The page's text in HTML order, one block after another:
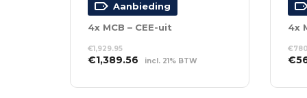
Aanbieding
4x MCB – CEE-uit
€1,929.95
Oorspronkelijke
was:
€1,389.56 Huidige
is:
incl. 21% BTW
WINKELWAGEN
4x
€
€